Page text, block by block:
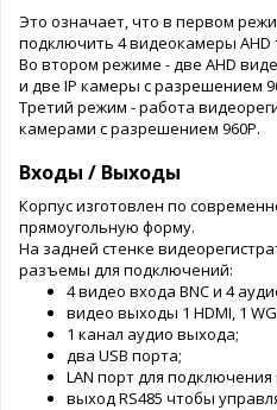
Это означает, что в первом
подключить 4 видеокамеры AHD
Во втором режиме - две AHD
и две IP камеры с разрешением
Третий режим - работа
камерами с разрешением 960P.
Входы / Выходы
Корпус изготовлен по
прямоугольную форму.
На задней стенке
разъемы для подключений:
4 видео входа BNC и 4
видео выходы 1 HDMI, 1
1 канал аудио выхода;
два USB порта;
LAN порт для
выход RS485 чтобы